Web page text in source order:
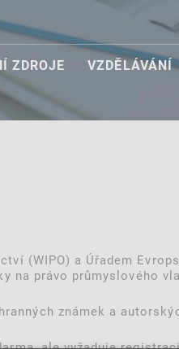
ZDROJE VZDĚLÁVÁNÍ
(WIPO) a Úřadem
na právo průmyslového
známek a